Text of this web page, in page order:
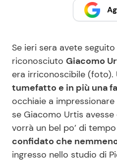
Se ieri sera avete
riconosciuto Giacomo
era irriconoscibile (foto).
tumefatto e in più una
occhiaie a
se Giacomo Urtis
vorrà un bel po’ di
confidato che
ingresso nello studio di